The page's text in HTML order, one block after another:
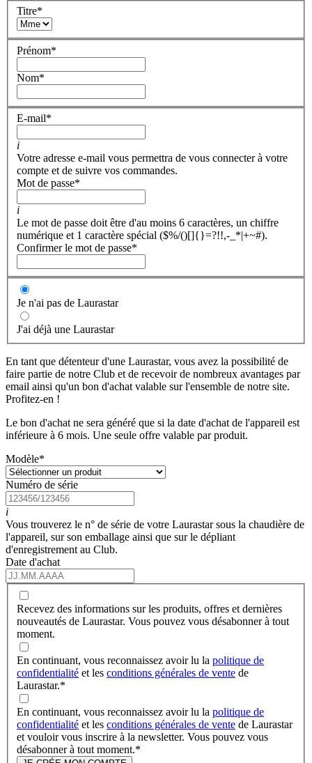
Titre*
Prénom*
Nom*
E-mail*
i
Votre adresse e-mail vous permettra de vous connecter à votre
compte et de suivre vos commandes.
Mot de passe*
i
Le mot de passe doit être d'au moins 6 caractères, un chiffre
numérique et 1 caractère spécial ($%/()[]{}=?!!,-_*|+~#).
Confirmer le mot de passe*
Je n'ai pas de Laurastar
J'ai déjà une Laurastar
En tant que détenteur d'une Laurastar, vous avez la possibilité de
faire partie de notre Club et de recevoir de nombreux avantages par
email ainsi qu'un bon d'achat valable sur l'ensemble de notre site.
Profitez-en !
Le bon d'achat ne sera généré que si la date d'achat de l'appareil est
inférieure à 6 mois. Une seule offre valable par produit.
Modèle*
Numéro de série
i
Vous trouverez le n° de série de votre Laurastar sous la chaudière de
l'appareil, sur son emballage ainsi que sur le dépliant
d'enregistrement au Club.
Date d'achat
Recevez des informations sur les produits, offres et dernières
nouveautés de Laurastar. Vous pouvez vous désabonner à tout
moment.
En continuant, vous reconnaissez avoir lu la politique de
confidentialité et les conditions générales de vente de
Laurastar.*
En continuant, vous reconnaissez avoir lu la politique de
confidentialité et les conditions générales de vente de Laurastar
et vouloir vous inscrire à la newsletter. Vous pouvez vous
désabonner à tout moment.*